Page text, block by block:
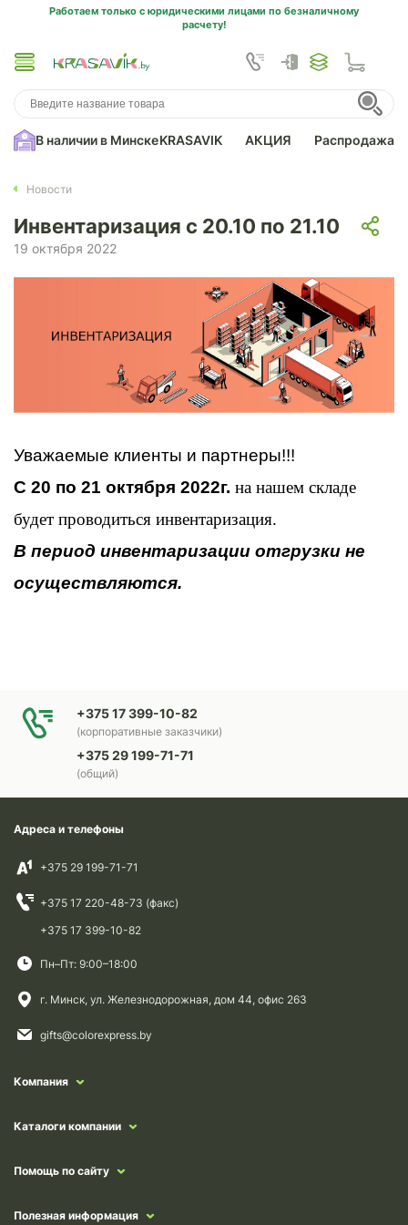
Работаем только с юридическими лицами по безналичному
расчету!
В наличии в МинскеKRASAVIK АКЦИЯ Распродажа
Новости
Инвентаризация c 20.10 по 21.10
19 октября 2022
Уважаемые клиенты и партнеры!!!
С 20 по 21 октября 2022г. на нашем складе
будет проводиться инвентаризация.
В период инвентаризации отгрузки не
осуществляются.
+375 17 399-10-82
(корпоративные заказчики)
+375 29 199-71-71
(общий)
Адреса и телефоны
+375 29 199-71-71
+375 17 220-48-73 (факс)
+375 17 399-10-82
Пн–Пт: 9:00–18:00
г. Минск, ул. Железнодорожная, дом 44, офис 263
gifts@colorexpress.by
Компания
Каталоги компании
Помощь по сайту
Полезная информация